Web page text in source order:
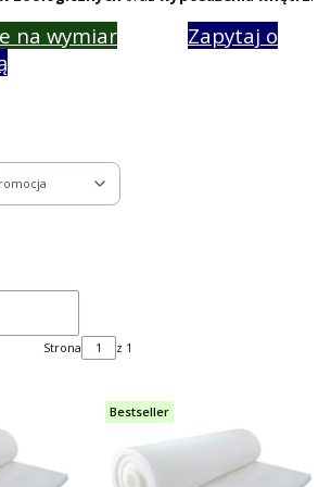
na wymiar
Zapytaj o
Strona z 1
Bestseller